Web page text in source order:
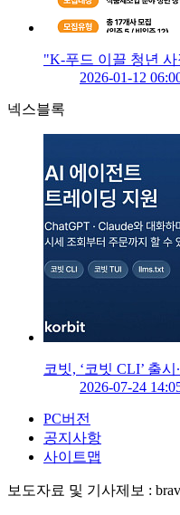
"K-푸드 이끌 청년
2026-01-12
넥스블록
코빗, ‘코빗 CLI’ 출
2026-07-24
PC버전
공지사항
사이트맵
보도자료 및 기사제보 :